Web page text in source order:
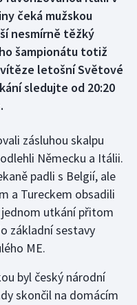
čeká mužskou
nesmírně těžký
šampionátu totiž
vítěze letošní Světové
sledujte od 20:20
zásluhou skalpu
Německu a Itálii.
padli s Belgií, ale
a Tureckem obsadili
jednom utkání přitom
základní sestavy
ME.
byl český národní
skončil na domácím